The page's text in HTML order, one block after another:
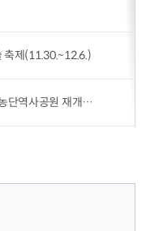
축제(11.30.~12.6.)
선농단역사문화관 및 선농단역사공원 재개관 안내